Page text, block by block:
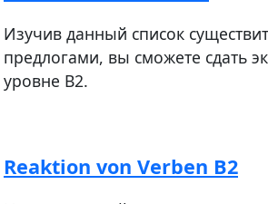
Изучив данный список
предлогами, вы сможете сдать
уровне В2.
Reaktion von Verben B2